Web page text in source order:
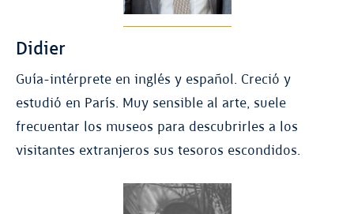
Didier
Guía-intérprete en inglés y español. Creció y
estudió en París. Muy sensible al arte, suele
frecuentar los museos para descubrirles a los
visitantes extranjeros sus tesoros escondidos.